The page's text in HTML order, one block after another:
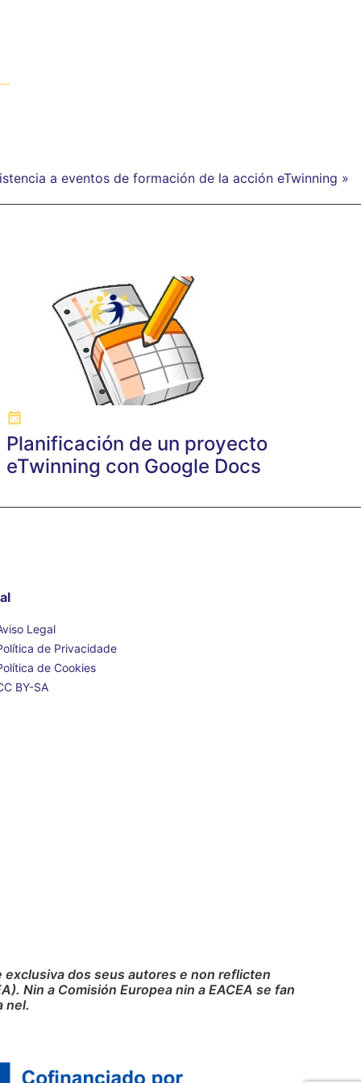
a eventos de formación de la acción eTwinning »
Planificación de un proyecto
eTwinning con Google Docs
Legal
de Privacidade
de Cookies
BY-SA
dos seus autores e non reflicten
Nin a Comisión Europea nin a EACEA se fan
nel.